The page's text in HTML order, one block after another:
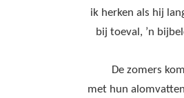
ik herken als hij
bij toeval, ’n
De zomers
met hun